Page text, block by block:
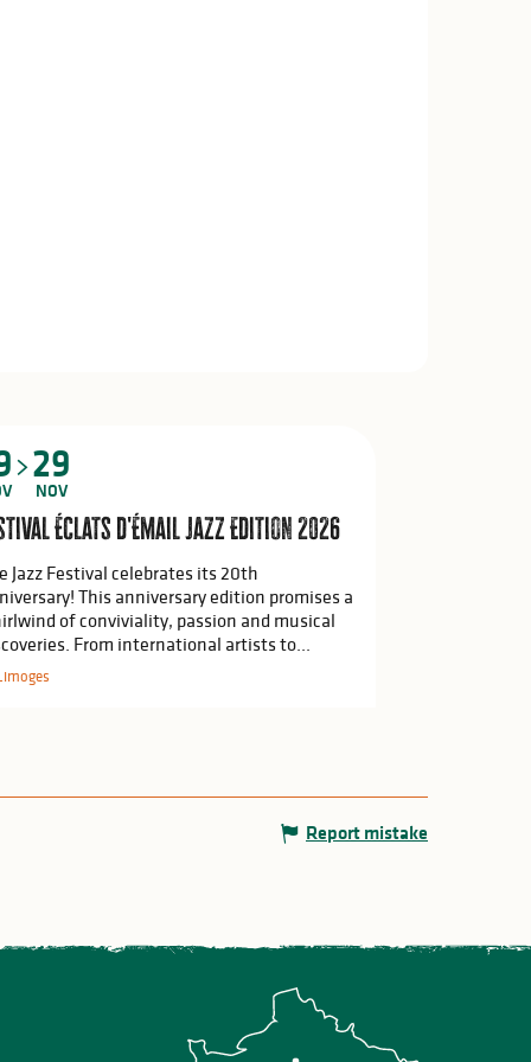
29
NOV
Éclats d'Émail Jazz Edition 2026
Jazz Festival celebrates its 20th
This anniversary edition promises a
of conviviality, passion and musical
From international artists to...
Report mistake